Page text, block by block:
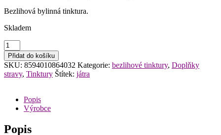
Bezlihová bylinná tinktura.
Skladem
VitaHarmony
Ostropestřec
mariánský
tinktura
100
množství
Přidat do košíku
SKU: 8594010864032 Kategorie: bezlihové tinktury, Doplňky
stravy, Tinktury Štítek: játra
Popis
Výrobce
Popis